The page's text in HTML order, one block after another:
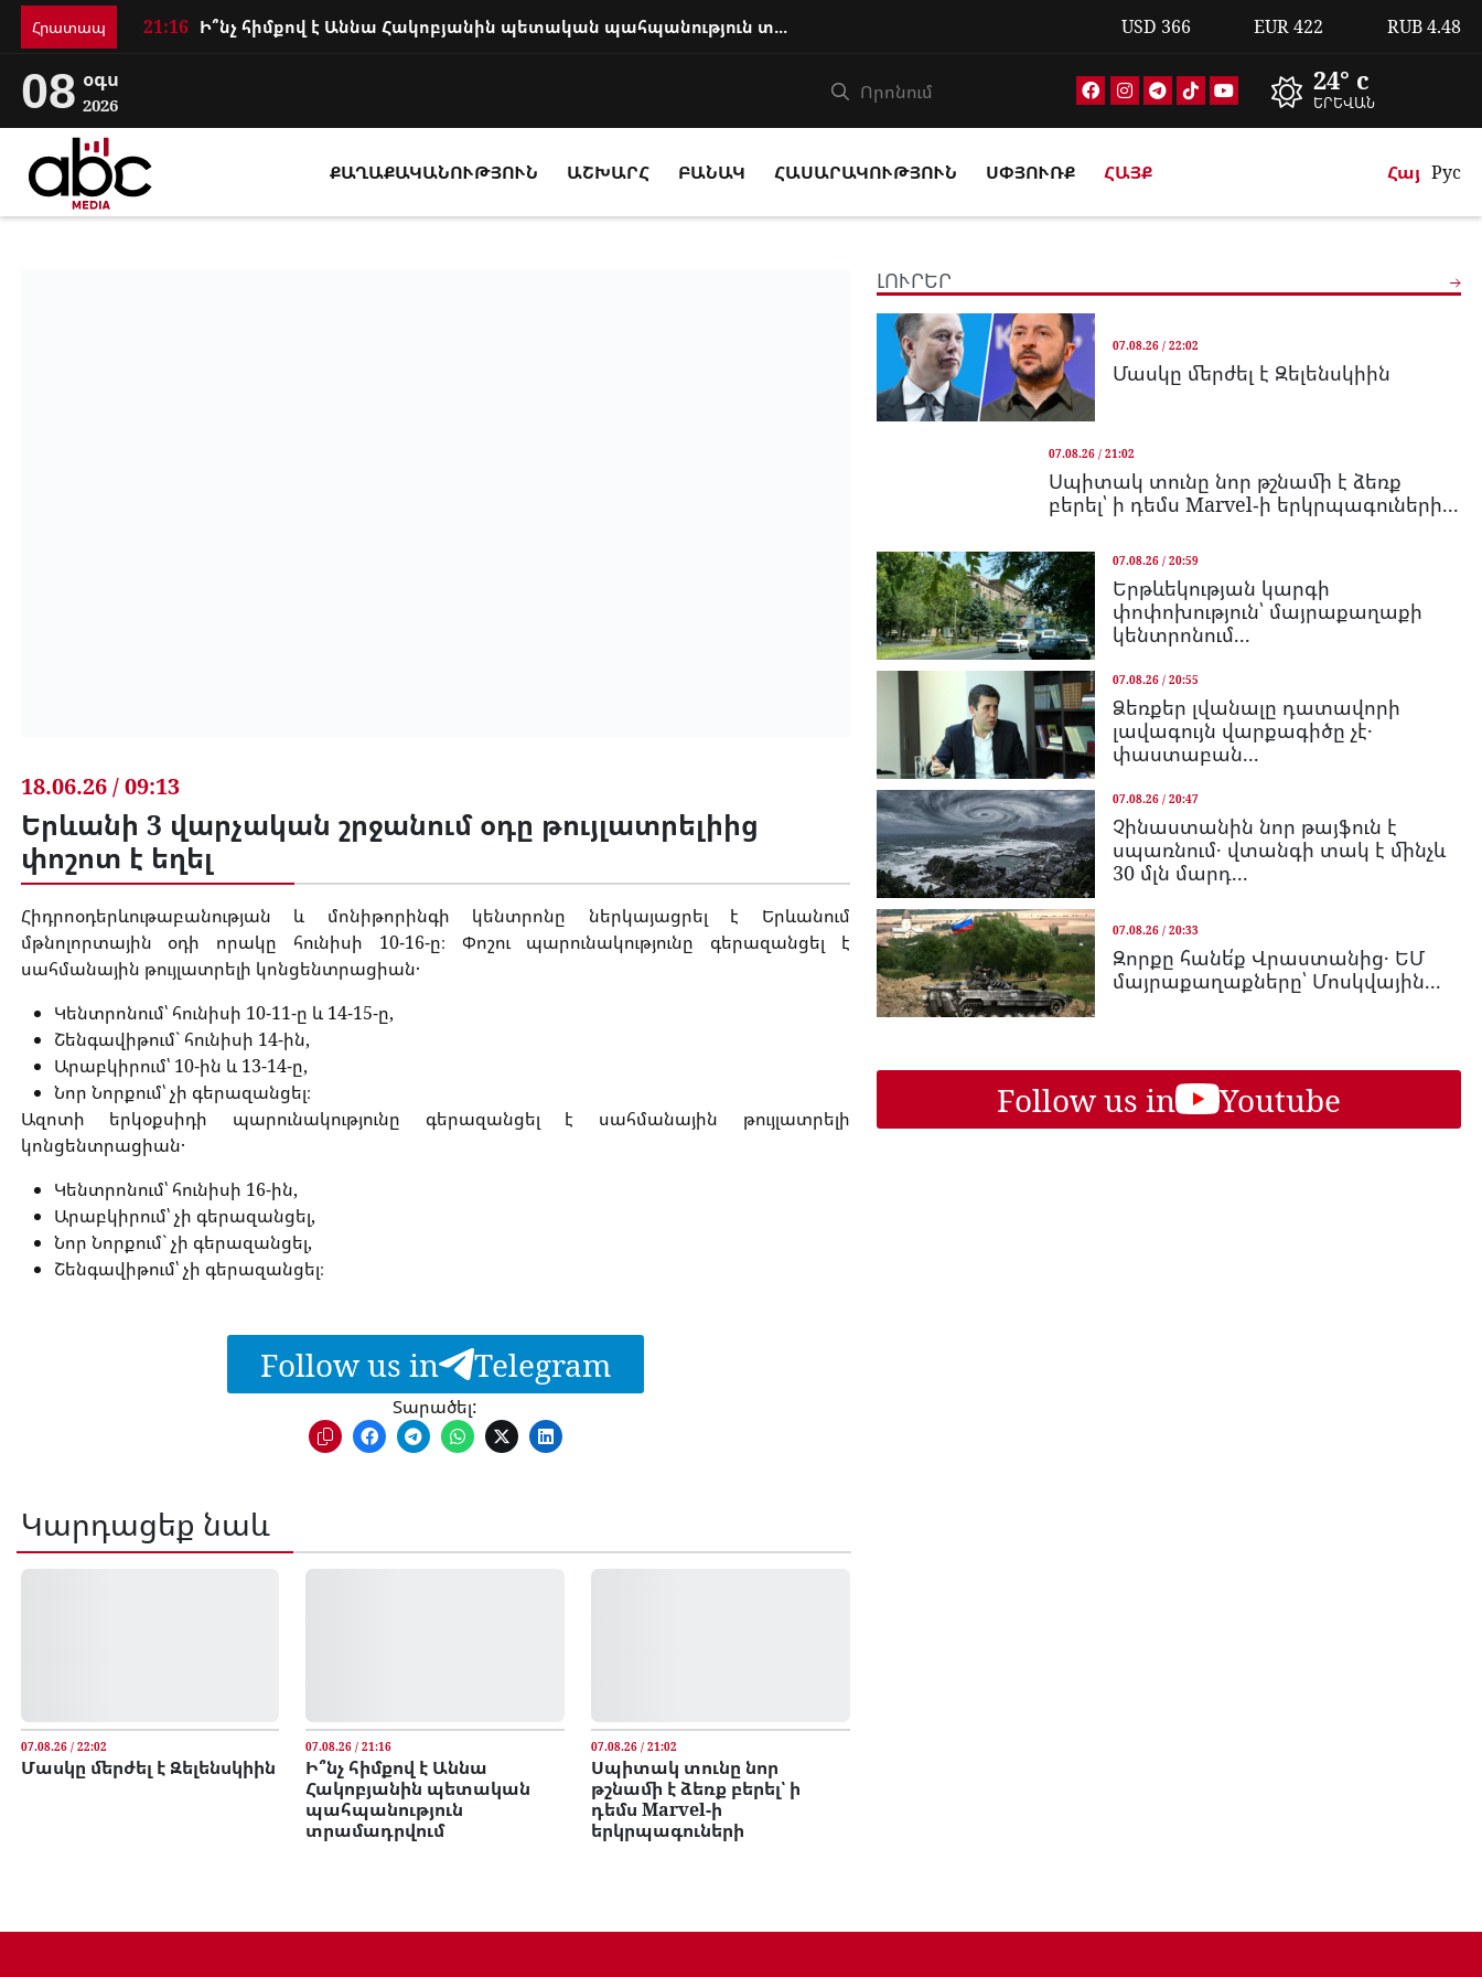
Հրատապ 21:16 Ի՞նչ հիմքով է Աննա Հակոբյանին պետական պահպանություն տրամադրվում USD 366 EUR422 RUB4.48
08 օգս
2026
24° c
ԵՐԵՎԱՆ
ՔԱՂԱՔԱԿԱՆՈՒԹՅՈՒՆ ԱՇԽԱՐՀ ԲԱՆԱԿ ՀԱՍԱՐԱԿՈՒԹՅՈՒՆ ՍՓՅՈՒՌՔ ՀԱՅՔ Հայ Рус
18.06.26 / 09:13
Երևանի 3 վարչական շրջանում օդը թույլատրելիից
փոշոտ է եղել
Հիդրոօդերևութաբանության և մոնիթորինգի կենտրոնը ներկայացրել է Երևանում
մթնոլորտային օդի որակը հունիսի 10-16-ը։ Փոշու պարունակությունը գերազանցել է
սահմանային թույլատրելի կոնցենտրացիան․
Կենտրոնում՝ հունիսի 10-11-ը և 14-15-ը,
Շենգավիթում` հունիսի 14-ին,
Արաբկիրում՝ 10-ին և 13-14-ը,
Նոր Նորքում՝ չի գերազանցել։
Ազոտի երկօքսիդի պարունակությունը գերազանցել է սահմանային թույլատրելի
կոնցենտրացիան․
Կենտրոնում՝ հունիսի 16-ին,
Արաբկիրում՝ չի գերազանցել,
Նոր Նորքում` չի գերազանցել,
Շենգավիթում՝ չի գերազանցել։
Follow us in Telegram
Տարածել:
Կարդացեք նաև
07.08.26 / 22:02
Մասկը մերժել է Զելենսկիին
07.08.26 / 21:16
Ի՞նչ հիմքով է Աննա
Հակոբյանին պետական
պահպանություն
տրամադրվում
07.08.26 / 21:02
Սպիտակ տունը նոր
թշնամի է ձեռք բերել՝ ի
դեմս Marvel-ի
երկրպագուների
ԼՈՒՐԵՐ
07.08.26 / 22:02
Մասկը մերժել է Զելենսկիին
07.08.26 / 21:02
Սպիտակ տունը նոր թշնամի է ձեռք
բերել՝ ի դեմս Marvel-ի երկրպագուների...
07.08.26 / 20:59
Երթևեկության կարգի
փոփոխություն՝ մայրաքաղաքի
կենտրոնում...
07.08.26 / 20:55
Ձեռքեր լվանալը դատավորի
լավագույն վարքագիծը չէ․
փաստաբան...
07.08.26 / 20:47
Չինաստանին նոր թայֆուն է
սպառնում․ վտանգի տակ է մինչև
30 մլն մարդ...
07.08.26 / 20:33
Զորքը հանե՛ք Վրաստանից․ ԵՄ
մայրաքաղաքները՝ Մոսկվային...
Follow us in Youtube